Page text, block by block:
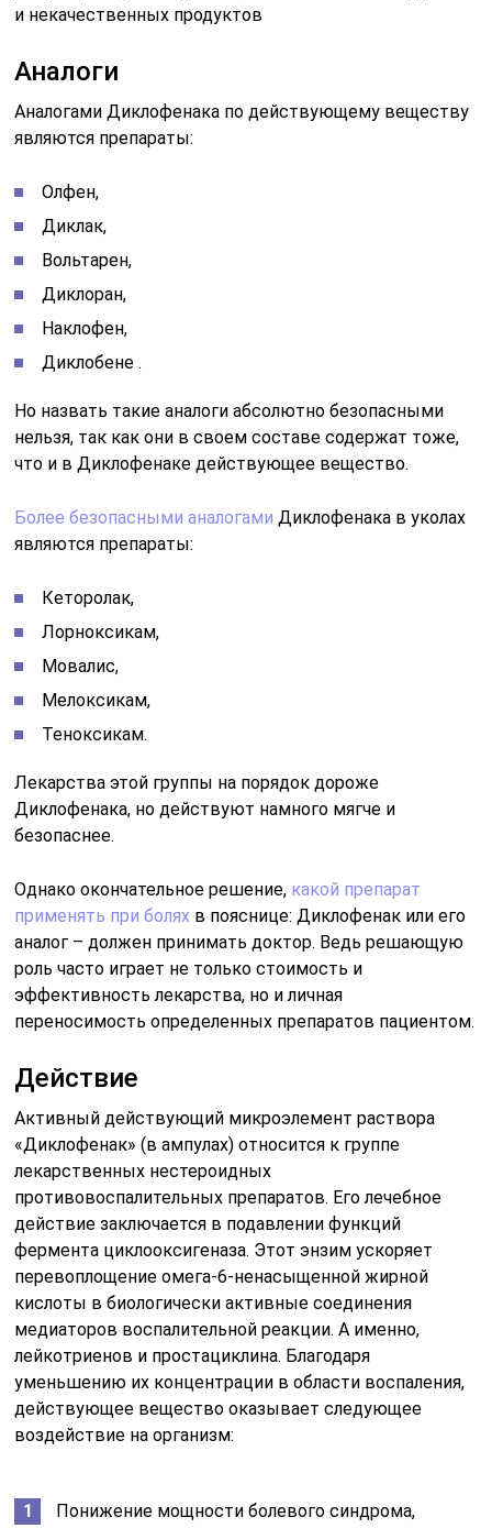
и некачественных продуктов
Аналоги
Аналогами Диклофенака по действующему веществу
являются препараты:
Олфен,
Диклак,
Вольтарен,
Диклоран,
Наклофен,
Диклобене .
Но назвать такие аналоги абсолютно безопасными
нельзя, так как они в своем составе содержат тоже,
что и в Диклофенаке действующее вещество.
Более безопасными аналогами Диклофенака в уколах
являются препараты:
Кеторолак,
Лорноксикам,
Мовалис,
Мелоксикам,
Теноксикам.
Лекарства этой группы на порядок дороже
Диклофенака, но действуют намного мягче и
безопаснее.
Однако окончательное решение, какой препарат
применять при болях в пояснице: Диклофенак или его
аналог – должен принимать доктор. Ведь решающую
роль часто играет не только стоимость и
эффективность лекарства, но и личная
переносимость определенных препаратов пациентом.
Действие
Активный действующий микроэлемент раствора
«Диклофенак» (в ампулах) относится к группе
лекарственных нестероидных
противовоспалительных препаратов. Его лечебное
действие заключается в подавлении функций
фермента циклооксигеназа. Этот энзим ускоряет
перевоплощение омега-6-ненасыщенной жирной
кислоты в биологически активные соединения
медиаторов воспалительной реакции. А именно,
лейкотриенов и простациклина. Благодаря
уменьшению их концентрации в области воспаления,
действующее вещество оказывает следующее
воздействие на организм:
Понижение мощности болевого синдрома,